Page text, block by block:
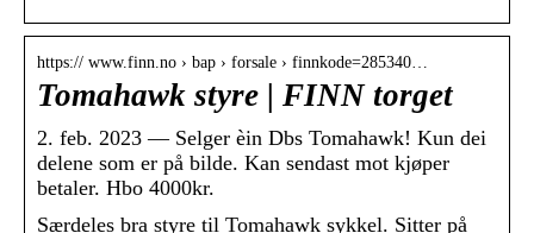
https:// www.finn.no › bap › forsale › finnkode=285340…
Tomahawk styre | FINN torget
2. feb. 2023 — Selger èin Dbs Tomahawk! Kun dei
delene som er på bilde. Kan sendast mot kjøper
betaler. Hbo 4000kr.
Særdeles bra styre til Tomahawk sykkel. Sitter på